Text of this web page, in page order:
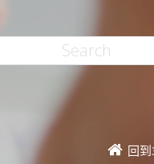
回